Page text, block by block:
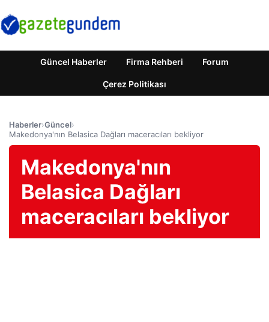
Güncel Haberler Firma Rehberi Forum
Çerez Politikası
Haberler›Güncel›
Makedonya'nın Belasica Dağları maceracıları bekliyor
Makedonya'nın
Belasica Dağları
maceracıları bekliyor